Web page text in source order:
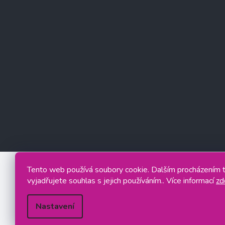
Tento web používá soubory cookie. Dalším
vyjadřujete souhlas s jejich používáním.. Více informací
Nastavení